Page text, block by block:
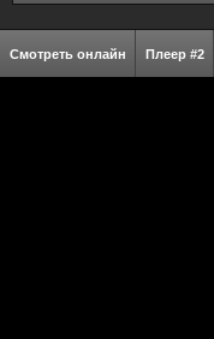
Смотреть онлайн Плеер #2